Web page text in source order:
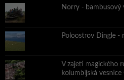
Norry - bambusový
Poloostrov Dingle -
V zajetí magického
kolumbijská vesnice